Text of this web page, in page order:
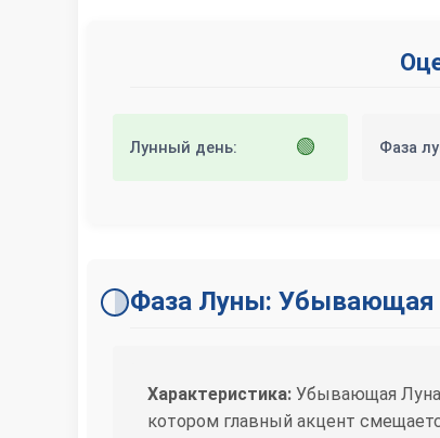
Лунный день: 🟢 Фаза
Фаза Луны:
Характеристика: Убывающая Луна
котором главный акцент